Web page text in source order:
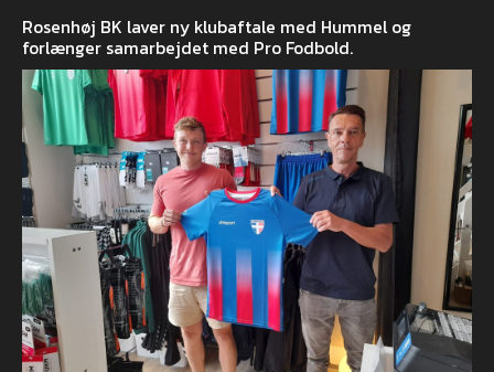
Rosenhøj BK laver ny klubaftale med Hummel og
forlænger samarbejdet med Pro Fodbold.